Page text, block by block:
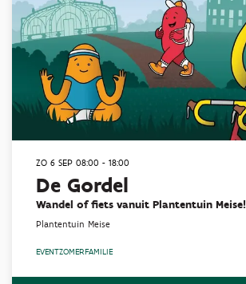
De Gordel
Wandel of fiets vanuit Plantentuin Meise!
ZO 6 SEP 08:00 - 18:00
Plantentuin Meise
EVENTZOMERFAMILIE